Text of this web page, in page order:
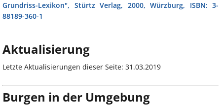
Grundriss-Lexikon", Stürtz Verlag, 2000, Würzburg, ISBN: 3-
88189-360-1
Aktualisierung
Letzte Aktualisierungen dieser Seite: 31.03.2019
Burgen in der Umgebung